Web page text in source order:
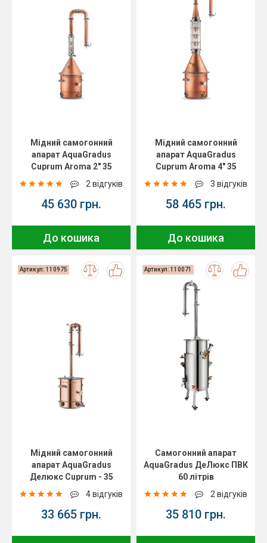
Мідний самогонний
апарат AquaGradus
Cuprum Aroma 2" 35
літрів
2 відгуків
45 630 грн.
До кошика
Мідний самогонний
апарат AquaGradus
Cuprum Aroma 4" 35
літрів
3 відгуків
58 465 грн.
До кошика
Артикул: 110975
Мідний самогонний
апарат AquaGradus
Делюкс Cuprum - 35
літрів
4 відгуків
33 665 грн.
Артикул: 110071
Самогонний апарат
AquaGradus ДеЛюкс ПВК
60 літрів
2 відгуків
35 810 грн.